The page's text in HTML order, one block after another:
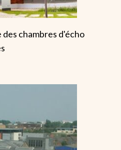
chambres d'écho